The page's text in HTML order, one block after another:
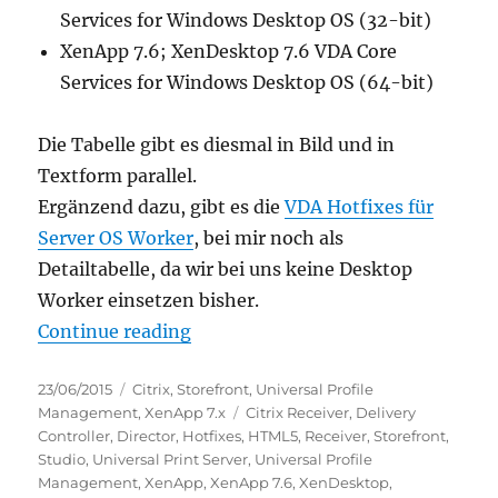
Services for Windows Desktop OS (32-bit)
XenApp 7.6; XenDesktop 7.6 VDA Core
Services for Windows Desktop OS (64-bit)
Die Tabelle gibt es diesmal in Bild und in
Textform parallel.
Ergänzend dazu, gibt es dieVDA Hotfixes für
Server OS Worker, bei mir noch als
Detailtabelle, da wir bei uns keine Desktop
Worker einsetzen bisher.
Continue reading“XenApp / XenDesktop 7.6
Posted
on
23/06/2015 Categories
Citrix,Storefront, Universal Profile
Management,XenApp 7.x Tags
Citrix Receiver, Delivery
Controller, Director, Hotfixes, HTML5, Receiver,Storefront,
Studio, Universal Print Server, Universal Profile
Management,XenApp,XenApp 7.6,XenDesktop,